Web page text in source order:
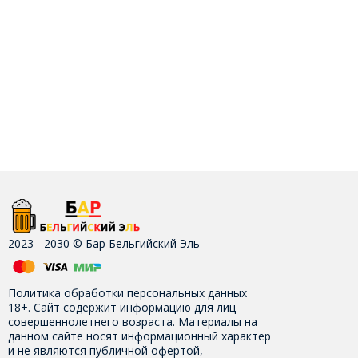
2023 - 2030 © Бар Бельгийский Эль
Политика обработки персональных данных
18+. Сайт содержит информацию для лиц
совершеннолетнего возраста. Материалы на
данном сайте носят информационный характер
и не являются публичной офертой,